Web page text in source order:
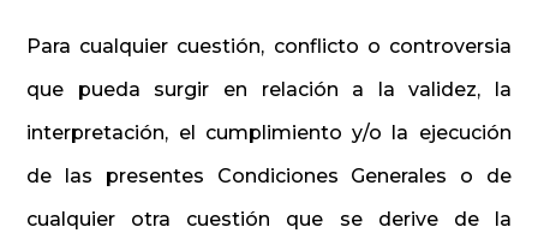
Para cualquier cuestión, conflicto o controversia
que pueda surgir en relación a la validez, la
interpretación, el cumplimiento y/o la ejecución
de las presentes Condiciones Generales o de
cualquier otra cuestión que se derive de la